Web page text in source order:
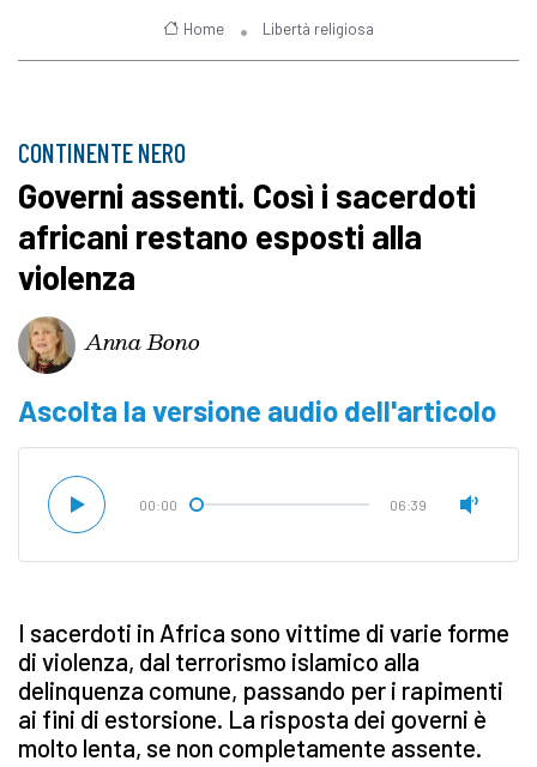
Home Libertà religiosa
CONTINENTE NERO
Governi assenti. Così i sacerdoti
africani restano esposti alla
violenza
Anna Bono
Ascolta la versione audio dell'articolo
00:00 06:39
I sacerdoti in Africa sono vittime di varie forme
di violenza, dal terrorismo islamico alla
delinquenza comune, passando per i rapimenti
ai fini di estorsione. La risposta dei governi è
molto lenta, se non completamente assente.